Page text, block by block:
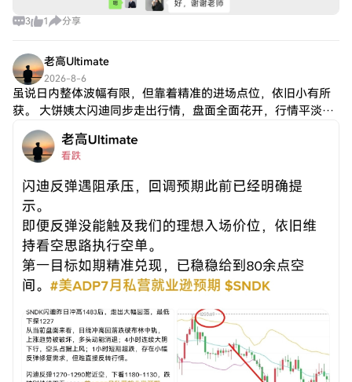
3 1 分享
老高Ultimate
2026-8-6
虽说日内整体波幅有限，但靠着精准的进场点位，依旧小有所
获。 大饼姨太闪迪同步走出行情，盘面全面花开，行情平淡也
不用干等着，抓得住小段行情，积少也能成多。 不追求一夜爆
转，稳稳落代才是硬道理。黄金单日涨